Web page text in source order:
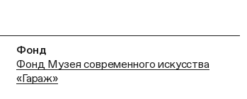
Фонд
Фонд Музея современного искусства
«Гараж»